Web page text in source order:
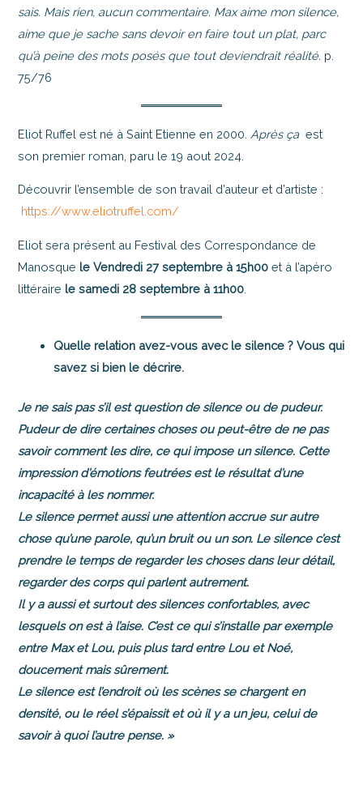
sais. Mais rien, aucun commentaire. Max aime mon silence,
aime que je sache sans devoir en faire tout un plat, parc
qu’à peine des mots posés que tout deviendrait réalité. p.
75/76
Eliot Ruffel est né à Saint Etienne en 2000. Après ça est
son premier roman, paru le 19 aout 2024.
Découvrir l’ensemble de son travail d’auteur et d’artiste :
https://www.eliotruffel.com/
Eliot sera présent au Festival des Correspondance de
Manosque le Vendredi 27 septembre à 15h00 et à l’apéro
littéraire le samedi 28 septembre à 11h00
Quelle relation avez-vous avec le silence ? Vous qui
savez si bien le décrire.
Je ne sais pas s’il est question de silence ou de pudeur.
Pudeur de dire certaines choses ou peut-être de ne pas
savoir comment les dire, ce qui impose un silence. Cette
impression d’émotions feutrées est le résultat d’une
incapacité à les nommer.
Le silence permet aussi une attention accrue sur autre
chose qu’une parole, qu’un bruit ou un son. Le silence c’est
prendre le temps de regarder les choses dans leur détail,
regarder des corps qui parlent autrement.
Il y a aussi et surtout des silences confortables, avec
lesquels on est à l’aise. C’est ce qui s’installe par exemple
entre Max et Lou, puis plus tard entre Lou et Noé,
doucement mais sûrement.
Le silence est l’endroit où les scènes se chargent en
densité, ou le réel s’épaissit et où il y a un jeu, celui de
savoir à quoi l’autre pense. »